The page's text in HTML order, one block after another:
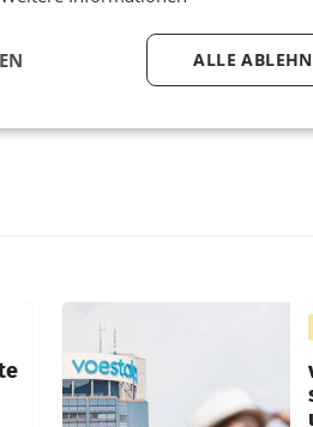
ALLE